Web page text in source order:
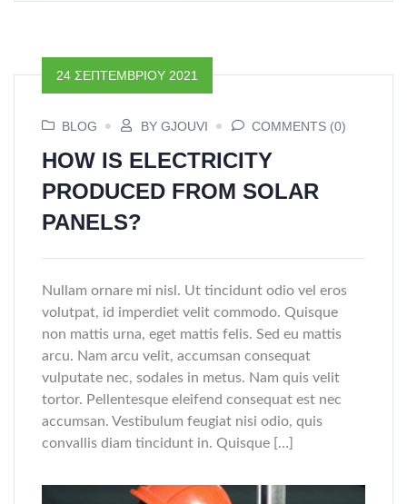
24 ΣΕΠΤΕΜΒΡΊΟΥ 2021
BLOG BY GJOUVI COMMENTS (0)
HOW IS ELECTRICITY
PRODUCED FROM SOLAR
PANELS?
Nullam ornare mi nisl. Ut tincidunt odio vel eros
volutpat, id imperdiet velit commodo. Quisque
non mattis urna, eget mattis felis. Sed eu mattis
arcu. Nam arcu velit, accumsan consequat
vulputate nec, sodales in metus. Nam quis velit
tortor. Pellentesque eleifend consequat est nec
accumsan. Vestibulum feugiat nisi odio, quis
convallis diam tincidunt in. Quisque […]